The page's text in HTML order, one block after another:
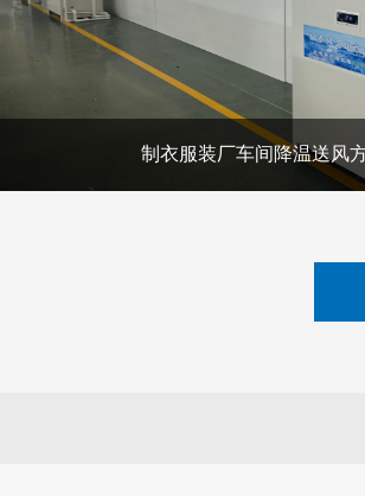
制衣服装厂车间降温送风